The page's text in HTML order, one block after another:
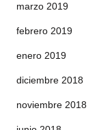
marzo 2019
febrero 2019
enero 2019
diciembre 2018
noviembre 2018